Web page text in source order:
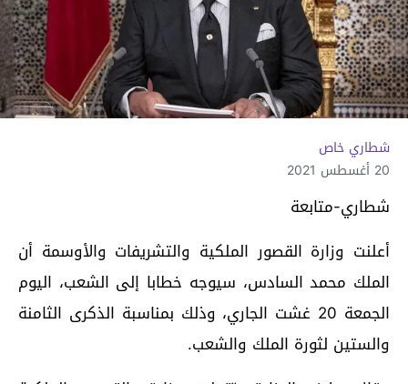
شطاري خاص
20 أغسطس 2021
شطاري-متابعة
أعلنت وزارة القصور الملكية والتشريفات والأوسمة أن
الملك محمد السادس، سيوجه خطابا إلى الشعب، اليوم
الجمعة 20 غشت الجاري، وذلك بمناسبة الذكرى الثامنة
والستين لثورة الملك والشعب.